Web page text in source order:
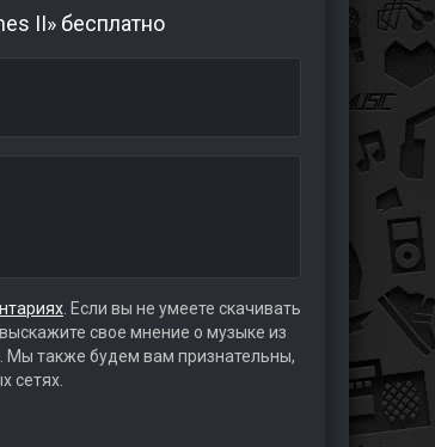
II» бесплатно
. Если вы не умеете скачивать
выскажите свое мнение о музыке из
Мы также будем вам признательны,
сетях.